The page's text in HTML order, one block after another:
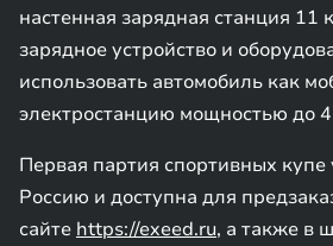
настенная зарядная станция 11
зарядное устройство и
использовать автомобиль как
электростанцию мощностью до 4
Первая партия спортивных
Россию и доступна для
сайте https://exeed.ru, а также в